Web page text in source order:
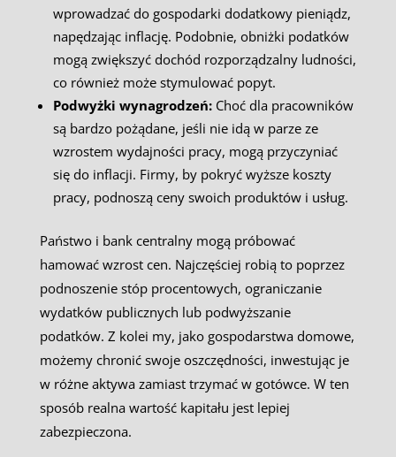
wprowadzać do gospodarki dodatkowy pieniądz,
napędzając inflację. Podobnie, obniżki podatków
mogą zwiększyć dochód rozporządzalny ludności,
co również może stymulować popyt.
Podwyżki wynagrodzeń:Choć dla pracowników
są bardzo pożądane, jeśli nie idą w parze ze
wzrostem wydajności pracy, mogą przyczyniać
się do inflacji. Firmy, by pokryć wyższe koszty
pracy, podnoszą ceny swoich produktów i usług.
Państwo i bank centralny mogą próbować
hamować wzrost cen. Najczęściej robią to poprzez
podnoszenie stóp procentowych, ograniczanie
wydatków publicznych lub podwyższanie
podatków. Z kolei my, jako gospodarstwa domowe,
możemy chronić swoje oszczędności, inwestując je
w różne aktywa zamiast trzymać w gotówce. W ten
sposób realna wartość kapitału jest lepiej
zabezpieczona.